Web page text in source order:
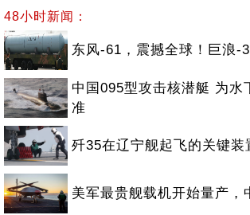
48小时新闻：
东风-61，震撼全球！巨浪-
中国095型攻击核潜艇 为水
准
歼35在辽宁舰起飞的关键装
美军最贵舰载机开始量产，